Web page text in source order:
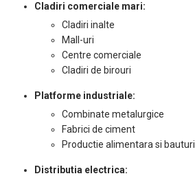
Cladiri comerciale mari:
Cladiri inalte
Mall-uri
Centre comerciale
Cladiri de birouri
Platforme industriale:
Combinate metalurgice
Fabrici de ciment
Productie alimentara si bauturi
Distributia electrica: